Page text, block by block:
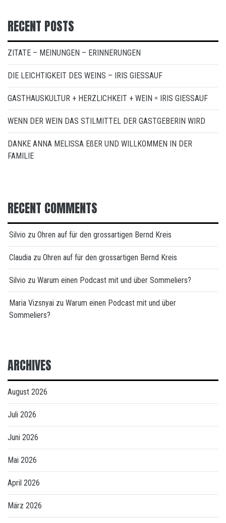
RECENT POSTS
ZITATE – MEINUNGEN – ERINNERUNGEN
DIE LEICHTIGKEIT DES WEINS – IRIS GIESSAUF
GASTHAUSKULTUR + HERZLICHKEIT + WEIN = IRIS GIESSAUF
WENN DER WEIN DAS STILMITTEL DER GASTGEBERIN WIRD
DANKE ANNA MELISSA EßER UND WILLKOMMEN IN DER
FAMILIE
RECENT COMMENTS
Silvio zu Ohren auf für den grossartigen Bernd Kreis
Claudia zu Ohren auf für den grossartigen Bernd Kreis
Silvio zu Warum einen Podcast mit und über Sommeliers?
Maria Vizsnyai zu Warum einen Podcast mit und über
Sommeliers?
ARCHIVES
August 2026
Juli 2026
Juni 2026
Mai 2026
April 2026
März 2026